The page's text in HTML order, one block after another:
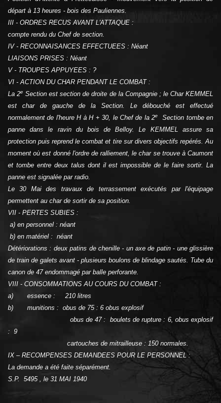
départ à 13 heures - bois des Pauliennes.
III - ORDRES RECUS AVANT L'ATTAQUE :
compte rendu du Chef de section.
IV - RECONNAISANCES EFFECTUEES : Néant
LIAISONS PRISES : Néant
V - TROUPES APPUYEES : ?
VI - ACTION DU CHAR PENDANT LE COMBAT :
La 2e Section est section de droite de la Compagnie ; le Char KEMMEL
est char de gauche de la Section. Le débouché est effectué
normalement de l'heure H à H + 30, le Chef de la 2e
Section tombe en
panne dans le ravin du bois de Belloy. Le KEMMEL assure sa
protection puis reprend le combat et tire sur divers objectifs repérés. Au
moment où est donné l'ordre de ralliement, le char se trouve à Caumont
et tombe entre deux talus dont il est impossible de le faire sortir. La
panne est signalée par radio.
Le 30 Mai des travaux de terrassement exécutés par l'équipage
permettent au char de sortir de sa position.
VII - PERTES SUBIES :
a) en personnel : néant
b) en matériel : néant
Détériorations : deux patins de chenille - un axe de patin - une glissière
de train de galets avant - plusieurs boulons de blindage sautés. Tube du
canon de 47 endommagé par balle perforante.
VIII - CONSOMMATIONS AU COURS DU COMBAT :
a) essence : 210 litres
b) munitions : obus de 75 : 6 obus explosif
obus de 47 : boulets de rupture : 6, obus explosif
: 9
cartouches de mitrailleuse : 150 normales.
IX – RECOMPENSES DEMANDEES POUR LE PERSONNEL :
La demande a été faite séparément.
S.P. 5495 , le 31 MAI 1940